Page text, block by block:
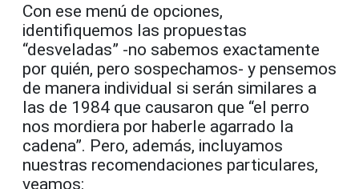
Con ese menú de opciones,
identifiquemos las propuestas
“desveladas” -no sabemos exactamente
por quién, pero sospechamos- y pensemos
de manera individual si serán similares a
las de 1984 que causaron que “el perro
nos mordiera por haberle agarrado la
cadena”. Pero, además, incluyamos
nuestras recomendaciones particulares,
veamos: